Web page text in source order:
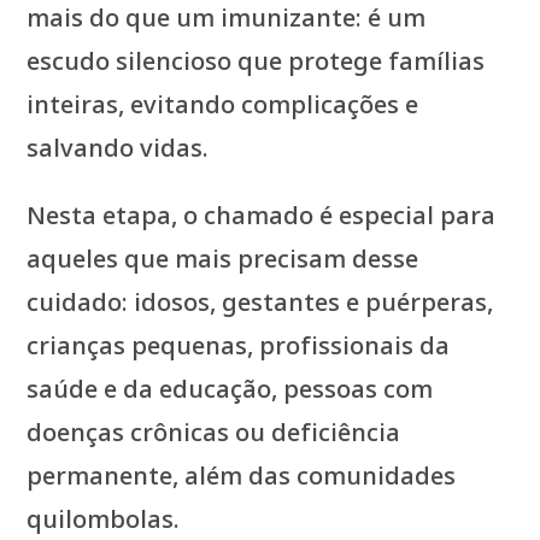
mais do que um imunizante: é um
escudo silencioso que protege famílias
inteiras, evitando complicações e
salvando vidas.
Nesta etapa, o chamado é especial para
aqueles que mais precisam desse
cuidado: idosos, gestantes e puérperas,
crianças pequenas, profissionais da
saúde e da educação, pessoas com
doenças crônicas ou deficiência
permanente, além das comunidades
quilombolas.